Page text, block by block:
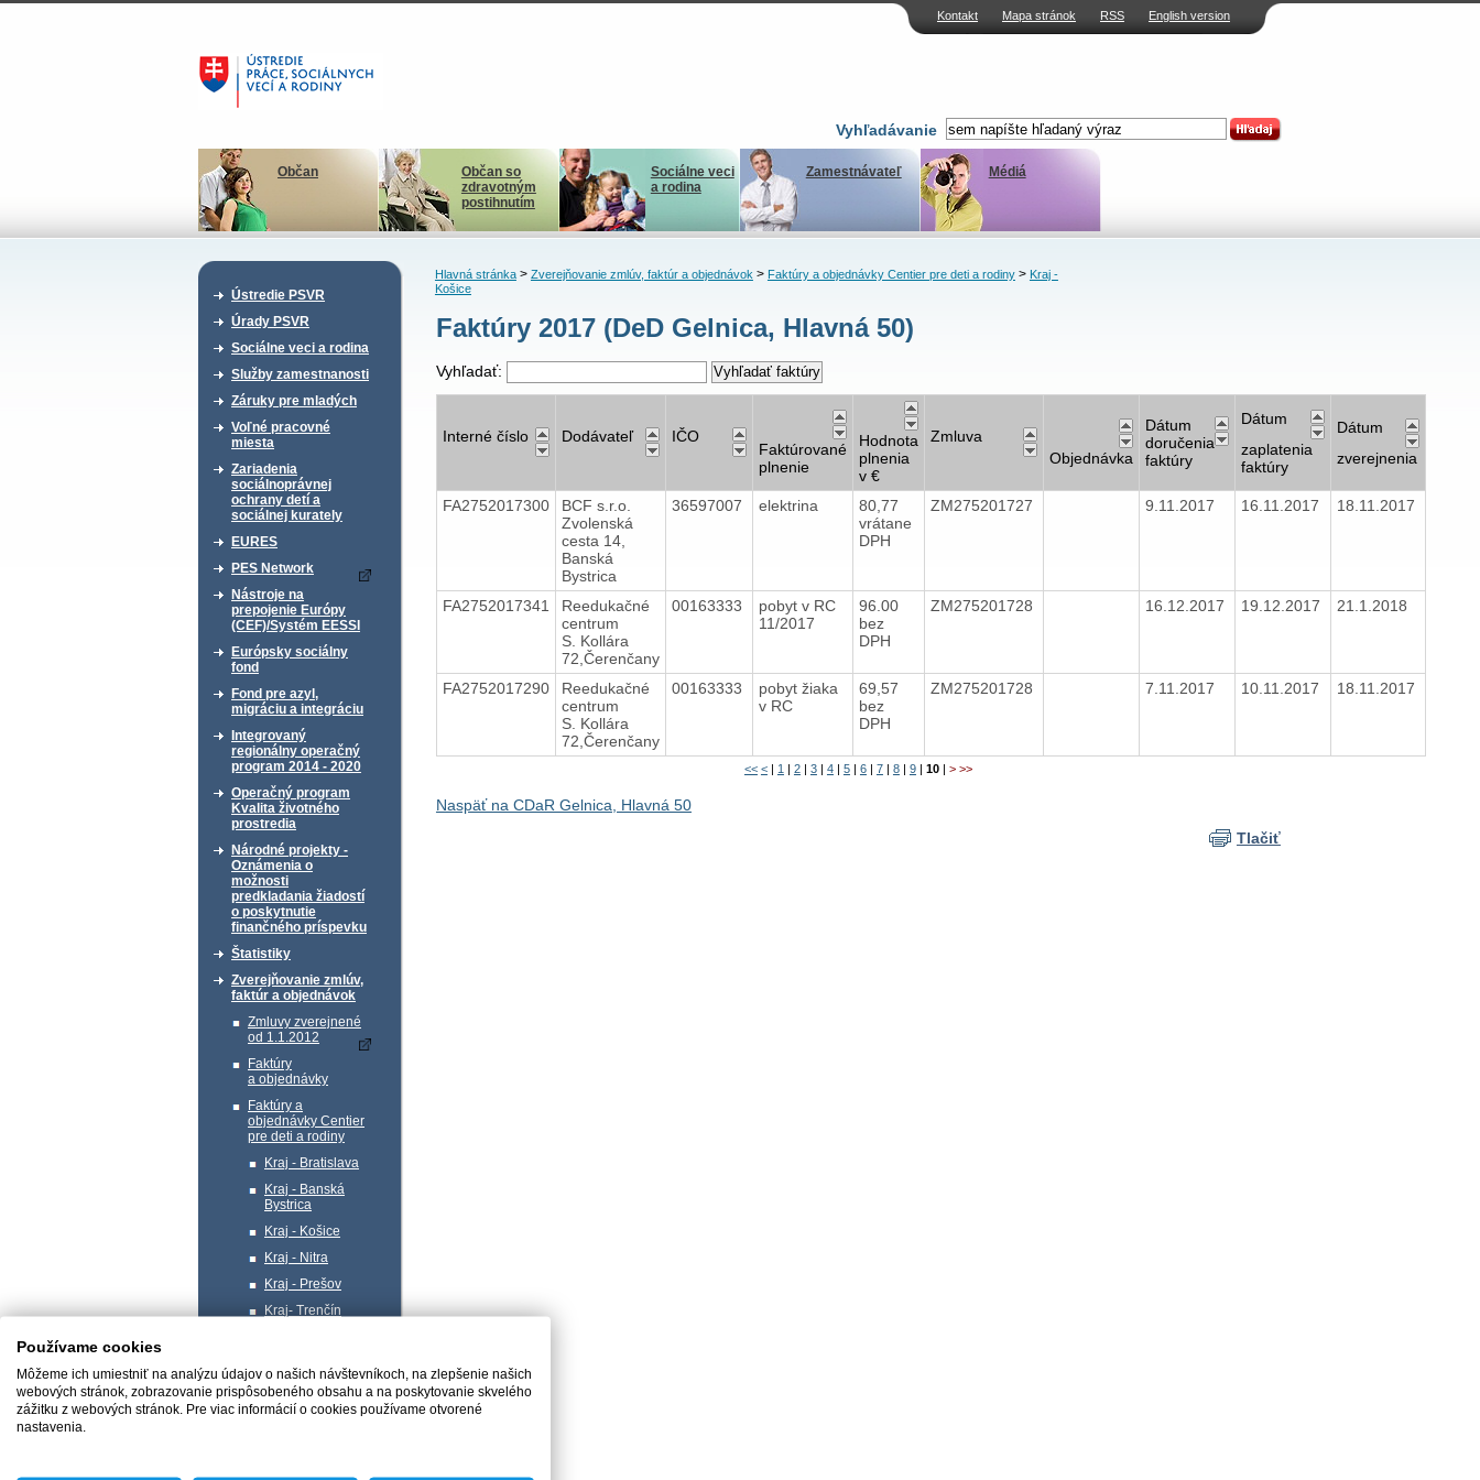
Kontakt Mapa stránok RSS English version
Vyhľadávanie
Občan
Občan so
zdravotným
postihnutím
Sociálne veci
a rodina
Zamestnávateľ Médiá
Ústredie PSVR
Úrady PSVR
Sociálne veci a rodina
Služby zamestnanosti
Záruky pre mladých
Voľné pracovné
miesta
Zariadenia
sociálnoprávnej
ochrany detí a
sociálnej kurately
EURES
PES Network
Nástroje na
prepojenie Európy
(CEF)/Systém EESSI
Európsky sociálny
fond
Fond pre azyl,
migráciu a integráciu
Integrovaný
regionálny operačný
program 2014 - 2020
Operačný program
Kvalita životného
prostredia
Národné projekty -
Oznámenia o
možnosti
predkladania žiadostí
o poskytnutie
finančného príspevku
Štatistiky
Zverejňovanie zmlúv,
faktúr a objednávok
Zmluvy zverejnené
od 1.1.2012
Faktúry
a objednávky
Faktúry a
objednávky Centier
pre deti a rodiny
Kraj - Bratislava
Kraj - Banská
Bystrica
Kraj - Košice
Kraj - Nitra
Kraj - Prešov
Kraj- Trenčín
Profil verejného
obstarávateľa
Hlavná stránka> Zverejňovanie zmlúv, faktúr a objednávok> Faktúry a objednávky Centier pre deti a rodiny> Kraj -
Košice
Faktúry 2017 (DeD Gelnica, Hlavná 50)
Vyhľadať:
Interné číslo Dodávateľ IČO
Faktúrované
plnenie
Hodnota
plnenia
v €
Zmluva
Objednávka
Dátum
doručenia
faktúry
Dátum
zaplatenia
faktúry
Dátum
zverejnenia
FA2752017300
BCF s.r.o.
Zvolenská
cesta 14,
Banská
Bystrica
36597007 elektrina
80,77
vrátane
DPH
ZM275201727 9.11.2017 16.11.2017 18.11.2017
FA2752017341
Reedukačné
centrum
S. Kollára
72,Čerenčany
00163333
pobyt v RC
11/2017
96.00
bez
DPH
ZM275201728 16.12.2017 19.12.2017 21.1.2018
FA2752017290
Reedukačné
centrum
S. Kollára
72,Čerenčany
00163333
pobyt žiaka
v RC
69,57
bez
DPH
ZM275201728 7.11.2017 10.11.2017 18.11.2017
<< <| 1 | 2| 3| 4| 5| 6| 7| 8| 9| 10| > >>
Naspäť na CDaR Gelnica, Hlavná 50
Tlačiť
Používame cookies
Môžeme ich umiestniť na analýzu údajov o našich návštevníkoch, na zlepšenie našich
webových stránok, zobrazovanie prispôsobeného obsahu a na poskytovanie skvelého
zážitku z webových stránok. Pre viac informácií o cookies používame otvorené
nastavenia.